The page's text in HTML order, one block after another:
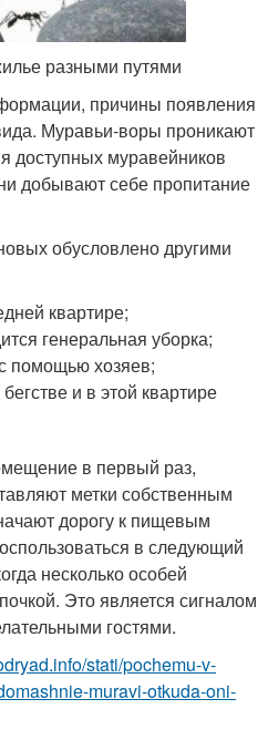
разными путями
причины появления
Муравьи-воры проникают
доступных муравейников
добывают себе пропитание
обусловлено другими
квартире;
генеральная уборка;
помощью хозяев;
и в этой квартире
в первый раз,
метки собственным
дорогу к пищевым
в следующий
несколько особей
Это является сигналом
гостями.
stati/pochemu-v-
muravi-otkuda-oni-